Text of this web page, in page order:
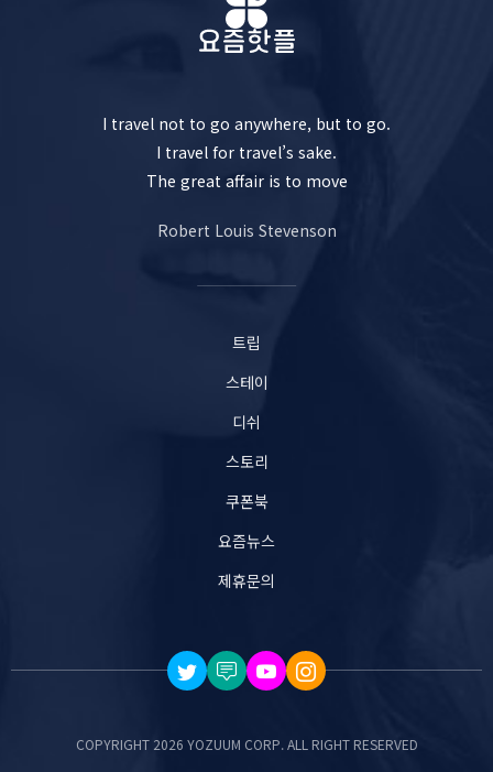
I travel not to go anywhere, but to go.
I travel for travel’s sake.
The great affair is to move
Robert Louis Stevenson
트립
스테이
디쉬
스토리
쿠폰북
요즘뉴스
제휴문의
COPYRIGHT 2026 YOZUUM CORP. ALL RIGHT RESERVED